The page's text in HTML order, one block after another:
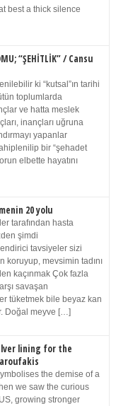
best a thick silence
“ŞEHİTLİK” / Cansu
ki “kutsal”ın tarihi
toplumlarda
ve hatta meslek
inançları uğruna
yapanlar
bir “şehadet
elbette hayatını
20 yolu
tarafından hasta
şimdi
tavsiyeler sizi
koruyup, mevsimin tadını
kaçınmak Çok fazla
savaşan
tüketmek bile beyaz kan
Doğal meyve […]
lining for the
the demise of a
we saw the curious
growing stronger